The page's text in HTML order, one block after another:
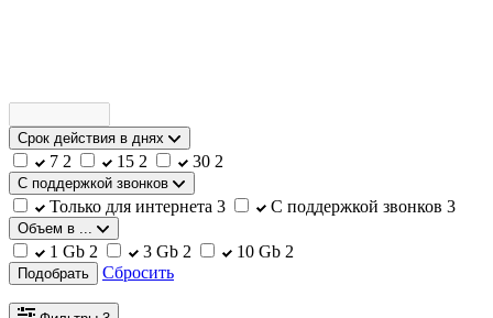
Срок действия в днях
7 2 15 2 30 2
С поддержкой звонков
Только для интернета 3 С поддержкой звонков 3
Объем в ...
1 Gb 2 3 Gb 2 10 Gb 2
Подобрать Сбросить